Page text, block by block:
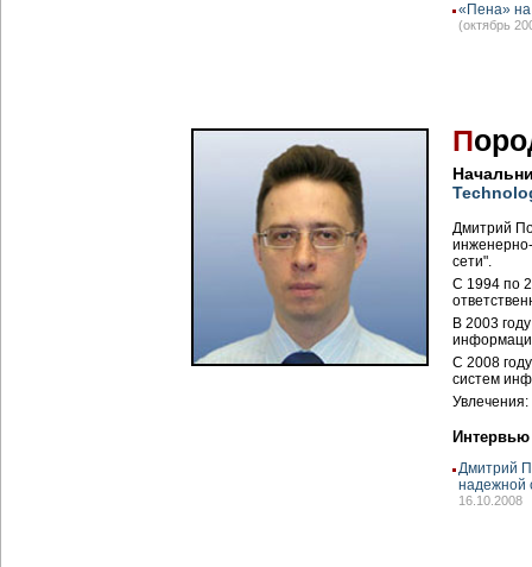
«Пена» на
(октябрь
П
Дмитрий
сети".
С 1994 по
В 2003
С 2008
систем
Увлечения:
Интервью
Дмитрий
надежной
16.10.2008